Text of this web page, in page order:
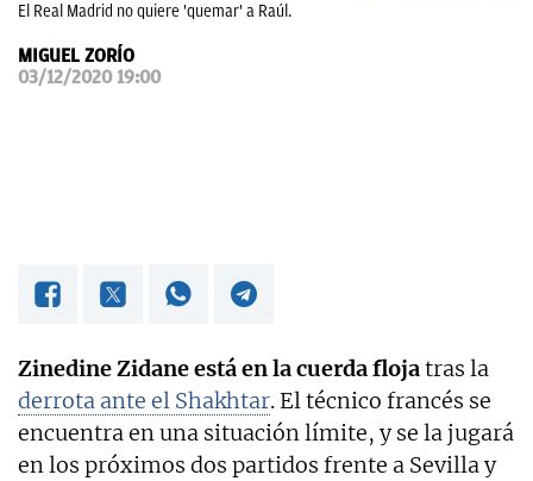
El Real Madrid no quiere 'quemar' a Raúl.
MIGUEL ZORÍO
03/12/2020 19:00
Zinedine Zidane está en la cuerda flojatras la
derrota ante el Shakhtar. El técnico francés se
encuentra en una situación límite, y se la jugará
en los próximos dos partidos frente a Sevilla y